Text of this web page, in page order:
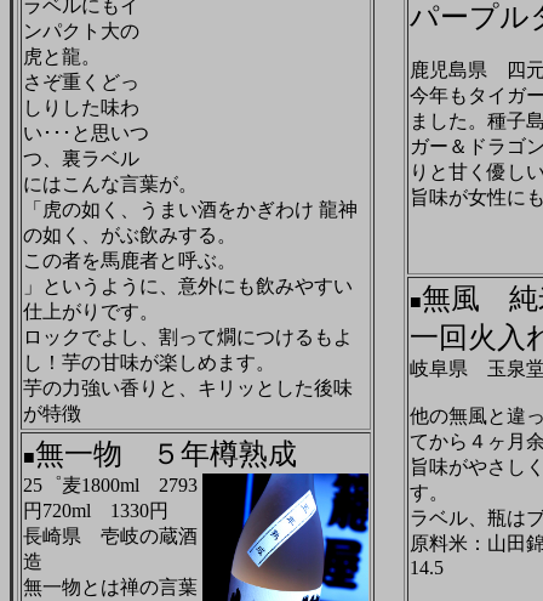
ラベルにもイ
ンパクト大の
虎と龍。
さぞ重くどっ
しりした味わ
い･･･と思いつ
つ、裏ラベル
にはこんな言葉が。
「虎の如く、うまい酒をかぎわけ 龍神
の如く、がぶ飲みする。
この者を馬鹿者と呼ぶ。
」というように、意外にも飲みやすい
仕上がりです。
ロックでよし、割って燗につけるもよ
し！芋の甘味が楽しめます。
芋の力強い香りと、キリッとした後味
が特徴
■無一物 ５年樽熟成
25゜麦1800ml 2793
円720ml 1330円
長崎県 壱岐の蔵酒
造
無一物とは禅の言葉
パープル
鹿児島県 四
今年もタイガ
ました。種子
ガー＆ドラゴ
りと甘く優し
旨味が女性に
■無風 純
一回火
岐阜県 玉泉
他の無風と違
てから４ヶ月
旨味がやさし
す。
ラベル、瓶は
原料米：山田
14.5